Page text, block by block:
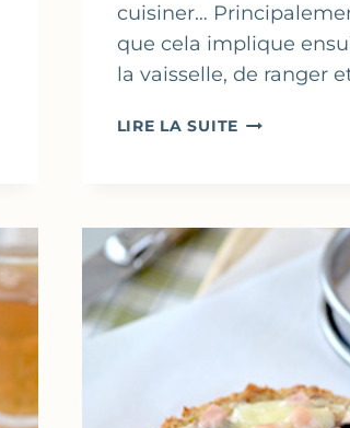
cuisiner…
que cela implique
la vaisselle, de ranger
LIRE LA SUITE PETITES
&
RICOTTA